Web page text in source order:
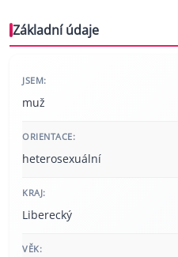
Základní údaje
JSEM:
muž
ORIENTACE:
heterosexuální
KRAJ:
Liberecký
VĚK: